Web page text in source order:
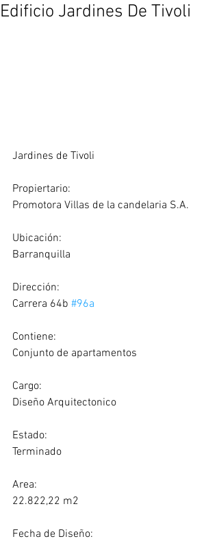
Edificio Jardines De Tivoli
Jardines de Tivoli
Propiertario:
Promotora Villas de la candelaria S.A.
Ubicación:
Barranquilla
Dirección:
Carrera 64b #96a
Contiene:
Conjunto de apartamentos
Cargo:
Diseño Arquitectonico
Estado:
Terminado
Area:
22.822,22 m2
Fecha de Diseño: